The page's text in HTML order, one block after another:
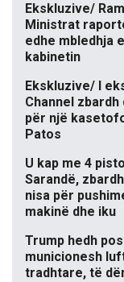
Ekskluzive/
Ministrat
edhe mbledhja
kabinetin
Ekskluzive/ I
Channel
për një
Patos
U kap me 4
Sarandë,
nisa për
makinë dhe iku
Trump hedh
municionesh
tradhtare, të